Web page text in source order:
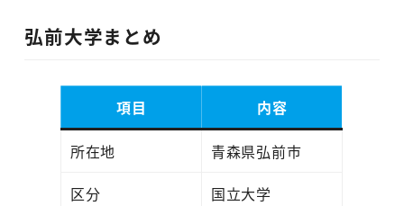
弘前大学まとめ
項目 内容
所在地
青森県弘前市
区分
国立大学